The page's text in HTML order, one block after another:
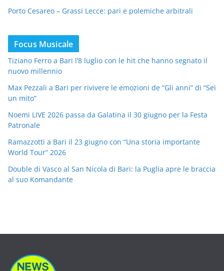
Porto Cesareo – Grassi Lecce: pari e polemiche arbitrali
Focus Musicale
Tiziano Ferro a Bari l’8 luglio con le hit che hanno segnato il
nuovo millennio
Max Pezzali a Bari per rivivere le emozioni de “Gli anni” di “Sei
un mito”
Noemi LIVE 2026 passa da Galatina il 30 giugno per la Festa
Patronale
Ramazzotti a Bari il 23 giugno con “Una storia importante
World Tour” 2026
Double di Vasco al San Nicola di Bari: la Puglia apre le braccia
al suo Komandante